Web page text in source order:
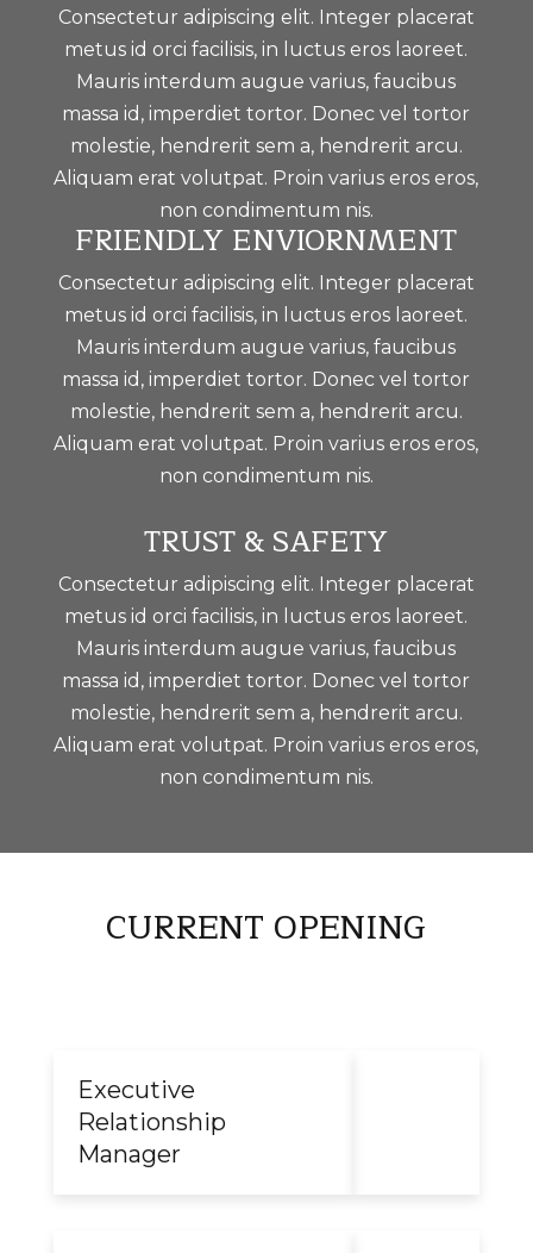
Consectetur adipiscing elit. Integer placerat
metus id orci facilisis, in luctus eros laoreet.
Mauris interdum augue varius, faucibus
massa id, imperdiet tortor. Donec vel tortor
molestie, hendrerit sem a, hendrerit arcu.
Aliquam erat volutpat. Proin varius eros eros,
non condimentum nis.
FRIENDLY ENVIORNMENT
Consectetur adipiscing elit. Integer placerat
metus id orci facilisis, in luctus eros laoreet.
Mauris interdum augue varius, faucibus
massa id, imperdiet tortor. Donec vel tortor
molestie, hendrerit sem a, hendrerit arcu.
Aliquam erat volutpat. Proin varius eros eros,
non condimentum nis.
TRUST & SAFETY
Consectetur adipiscing elit. Integer placerat
metus id orci facilisis, in luctus eros laoreet.
Mauris interdum augue varius, faucibus
massa id, imperdiet tortor. Donec vel tortor
molestie, hendrerit sem a, hendrerit arcu.
Aliquam erat volutpat. Proin varius eros eros,
non condimentum nis.
CURRENT OPENING
Executive
Relationship
Manager